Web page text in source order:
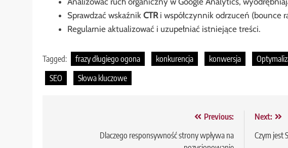
Sprawdzać wskaźnik CTRi współczynnik odrzuceń (bounce
Regularnie aktualizować i uzupełniać istniejące treści.
Tagged: frazy długiego ogona konkurencja konwersja
SEO
Słowa kluczowe
Previous:
Dlaczego responsywność strony wpływa na
Next:
Czym jest